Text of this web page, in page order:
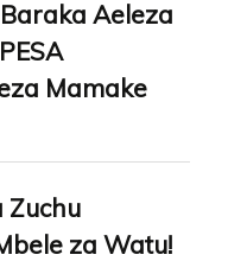
Aeleza
Mamake
Zuchu
za Watu!